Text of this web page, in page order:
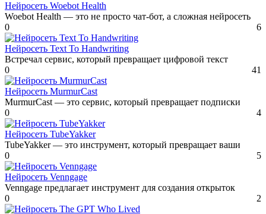
Нейросеть Woebot Health
Woebot Health — это не просто чат-бот, а сложная нейросеть
0
6
Нейросеть Text To Handwriting
Встречал сервис, который превращает цифровой текст
0
41
Нейросеть MurmurCast
MurmurCast — это сервис, который превращает подписки
0
4
Нейросеть TubeYakker
TubeYakker — это инструмент, который превращает ваши
0
5
Нейросеть Venngage
Venngage предлагает инструмент для создания открыток
0
2